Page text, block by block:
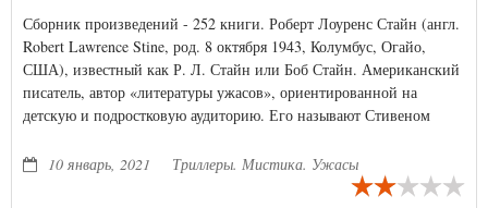
Сборник произведений - 252 книги. Роберт Лоуренс Стайн (англ.
Robert Lawrence Stine, род. 8 октября 1943, Колумбус, Огайо,
США), известный как Р. Л. Стайн или Боб Стайн. Американский
писатель, автор «литературы ужасов», ориентированной на
детскую и подростковую аудиторию. Его называют Стивеном
10 январь, 2021
Триллеры. Мистика. Ужасы